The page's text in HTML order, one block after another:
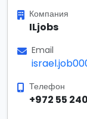
Компания
ILjobs
Email
Телефон
+972 55